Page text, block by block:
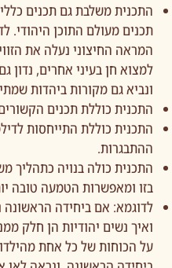
התכנית משלבת גם תכנים
תכנים מעולם התוכן היהודי.
המראה החיצוני נעלה את
למצוא חן בעיני אחרים,
ונביא גם מקורות ביהדות
התכנית כוללת תכנים
התכנית כוללת התייחסות
ההתבגרות.
התכנית כולה בנויה כתהליך
בזו ומאפשרות הטמעה טובה
לדוגמא: אם ביחידה
ואיך נשים יהודיות הן חלק
על הכוחות של כל אחת